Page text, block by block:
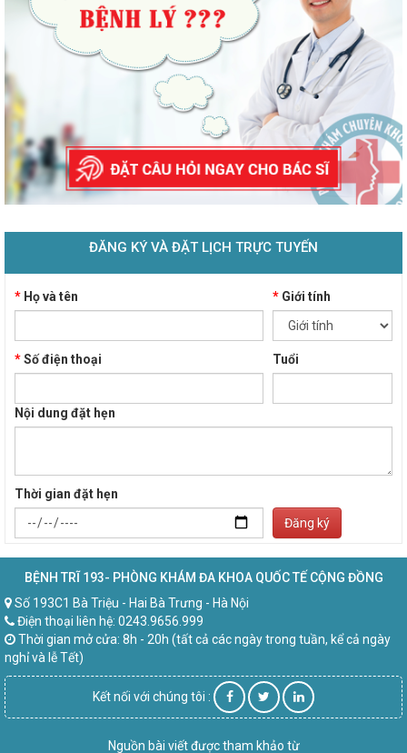
ĐĂNG KÝ VÀ ĐẶT LỊCH TRỰC TUYẾN
* Họ và tên *Giới tính
*Số điện thoại Tuổi
Nội dung đặt hẹn
Thời gian đặt hẹn
Đăng ký
BỆNH TRĨ 193- PHÒNG KHÁM ĐA KHOA QUỐC TẾ CỘNG ĐỒNG
Số 193C1 Bà Triệu - Hai Bà Trưng - Hà Nội
Điện thoại liên hệ: 0243.9656.999
Thời gian mở cửa: 8h - 20h (tất cả các ngày trong tuần, kể cả ngày
nghỉ và lễ Tết)
Kết nối với chúng tôi :
Nguồn bài viết được tham khảo từ